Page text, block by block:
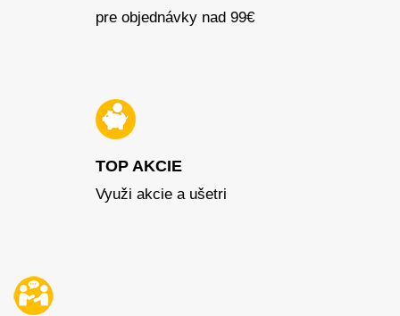
pre objednávky nad 99€
TOP AKCIE
Využi akcie a ušetri